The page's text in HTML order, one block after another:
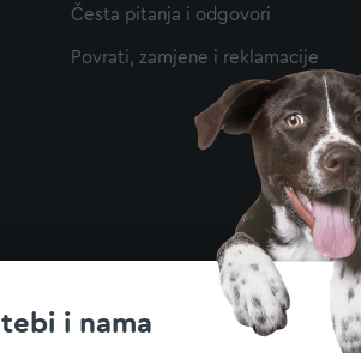
i nama
Česta pitanja i odgovori
Povrati, zamjene i reklamacije